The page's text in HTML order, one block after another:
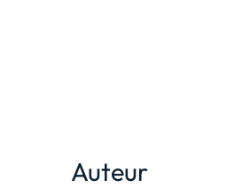
Auteur